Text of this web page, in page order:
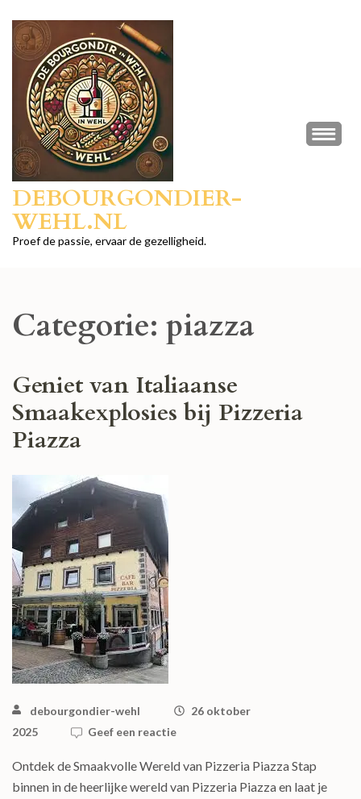
naar
inhoud
Enter)
DEBOURGONDIER-
WEHL.NL
Proef de passie, ervaar de gezelligheid.
Categorie: piazza
Geniet van Italiaanse
Smaakexplosies bij Pizzeria
Piazza
debourgondier-wehl
26 oktober
2025
Geef een reactie
Ontdek de Smaakvolle Wereld van Pizzeria Piazza Stap
binnen in de heerlijke wereld van Pizzeria Piazza en laat je